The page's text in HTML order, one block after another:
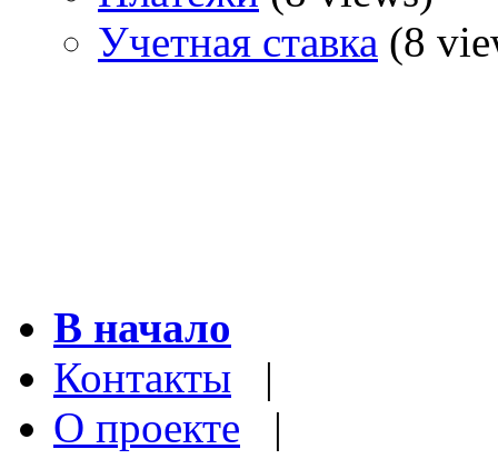
Учетная ставка (8
В начало
Контакты |
О проекте |